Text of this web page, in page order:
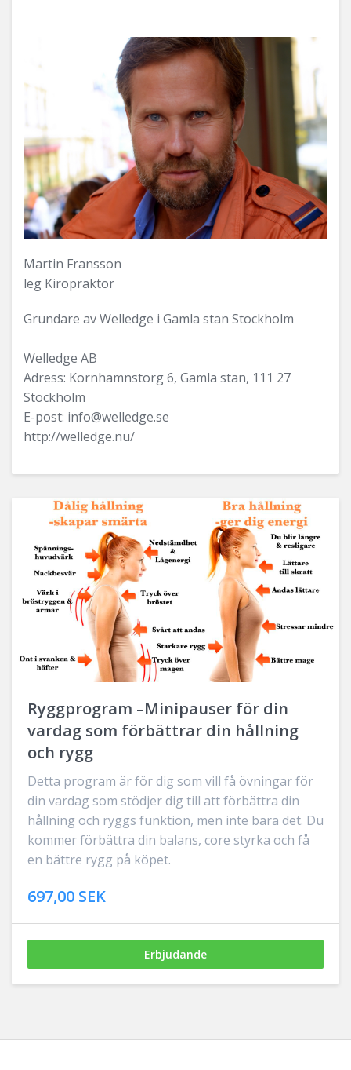
Martin Fransson
leg Kiropraktor
Grundare av Welledge i Gamla stan Stockholm
Welledge AB
Adress: Kornhamnstorg 6, Gamla stan, 111 27
Stockholm
E-post: info@welledge.se
http://welledge.nu/
Ryggprogram –Minipauser för din
vardag som förbättrar din hållning
och rygg
Detta program är för dig som vill få övningar för
din vardag som stödjer dig till att förbättra din
hållning och ryggs funktion, men inte bara det. Du
kommer förbättra din balans, core styrka och få
en bättre rygg på köpet.
697,00 SEK
Erbjudande